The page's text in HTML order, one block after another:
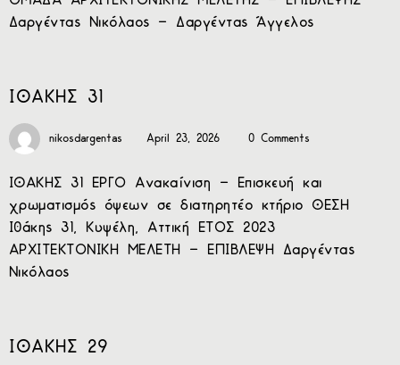
Δαργέντας Νικόλαος – Δαργέντας Άγγελος
ΙΘΑΚΗΣ 31
nikosdargentas April 23, 2026 0 Comments
ΙΘΑΚΗΣ 31 ΕΡΓΟ Ανακαίνιση – Επισκευή και
χρωματισμός όψεων σε διατηρητέο κτήριο ΘΕΣΗ
Ιθάκης 31, Κυψέλη, Αττική ΕΤΟΣ 2023
ΑΡΧΙΤΕΚΤΟΝΙΚΗ ΜΕΛΕΤΗ – ΕΠΙΒΛΕΨΗ Δαργέντας
Νικόλαος
ΙΘΑΚΗΣ 29